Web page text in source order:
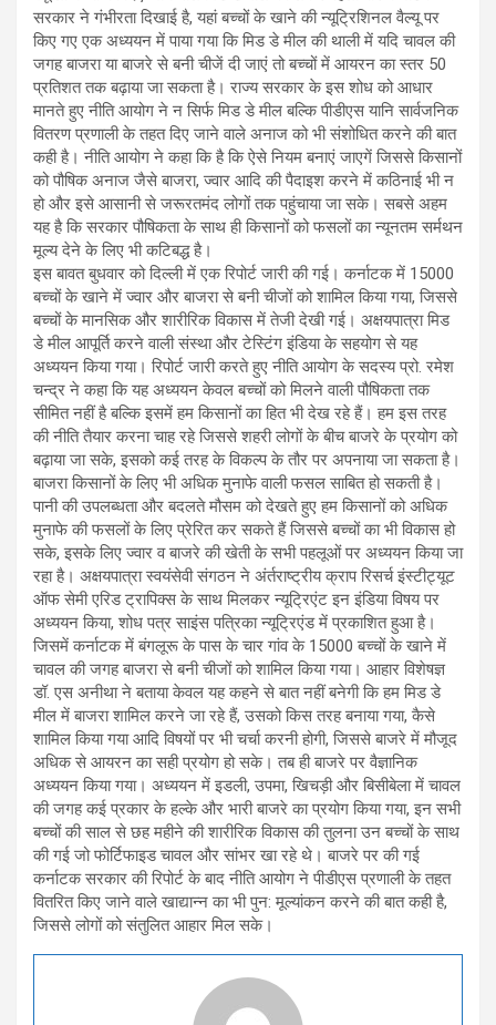
सरकार ने गंभीरता दिखाई है, यहां बच्चों के खाने की न्यूट्रिशिनल वैल्यू पर
किए गए एक अध्ययन में पाया गया कि मिड डे मील की थाली में यदि चावल की
जगह बाजरा या बाजरे से बनी चीजें दी जाएं तो बच्चों में आयरन का स्तर 50
प्रतिशत तक बढ़ाया जा सकता है। राज्य सरकार के इस शोध को आधार
मानते हुए नीति आयोग ने न सिर्फ मिड डे मील बल्कि पीडीएस यानि सार्वजनिक
वितरण प्रणाली के तहत दिए जाने वाले अनाज को भी संशोधित करने की बात
कही है। नीति आयोग ने कहा कि है कि ऐसे नियम बनाएं जाएगें जिससे किसानों
को पौषिक अनाज जैसे बाजरा, ज्वार आदि की पैदाइश करने में कठिनाई भी न
हो और इसे आसानी से जरूरतमंद लोगों तक पहुंचाया जा सके। सबसे अहम
यह है कि सरकार पौषिकता के साथ ही किसानों को फसलों का न्यूनतम सर्मथन
मूल्य देने के लिए भी कटिबद्ध है।
इस बावत बुधवार को दिल्ली में एक रिपोर्ट जारी की गई। कर्नाटक में 15000
बच्चों के खाने में ज्वार और बाजरा से बनी चीजों को शामिल किया गया, जिससे
बच्चों के मानसिक और शारीरिक विकास में तेजी देखी गई। अक्षयपात्रा मिड
डे मील आपूर्ति करने वाली संस्था और टेस्टिंग इंडिया के सहयोग से यह
अध्ययन किया गया। रिपोर्ट जारी करते हुए नीति आयोग के सदस्य प्रो. रमेश
चन्द्र ने कहा कि यह अध्ययन केवल बच्चों को मिलने वाली पौषिकता तक
सीमित नहीं है बल्कि इसमें हम किसानों का हित भी देख रहे हैं। हम इस तरह
की नीति तैयार करना चाह रहे जिससे शहरी लोगों के बीच बाजरे के प्रयोग को
बढ़ाया जा सके, इसको कई तरह के विकल्प के तौर पर अपनाया जा सकता है।
बाजरा किसानों के लिए भी अधिक मुनाफे वाली फसल साबित हो सकती है।
पानी की उपलब्धता और बदलते मौसम को देखते हुए हम किसानों को अधिक
मुनाफे की फसलों के लिए प्रेरित कर सकते हैं जिससे बच्चों का भी विकास हो
सके, इसके लिए ज्वार व बाजरे की खेती के सभी पहलूओं पर अध्ययन किया जा
रहा है। अक्षयपात्रा स्वयंसेवी संगठन ने अंर्तराष्ट्रीय क्राप रिसर्च इंस्टीट्यूट
ऑफ सेमी एरिड ट्रापिक्स के साथ मिलकर न्यूट्रिएंट इन इंडिया विषय पर
अध्ययन किया, शोध पत्र साइंस पत्रिका न्यूट्रिएंड में प्रकाशित हुआ है।
जिसमें कर्नाटक में बंगलूरू के पास के चार गांव के 15000 बच्चों के खाने में
चावल की जगह बाजरा से बनी चीजों को शामिल किया गया। आहार विशेषज्ञ
डॉ. एस अनीथा ने बताया केवल यह कहने से बात नहीं बनेगी कि हम मिड डे
मील में बाजरा शामिल करने जा रहे हैं, उसको किस तरह बनाया गया, कैसे
शामिल किया गया आदि विषयों पर भी चर्चा करनी होगी, जिससे बाजरे में मौजूद
अधिक से आयरन का सही प्रयोग हो सके। तब ही बाजरे पर वैज्ञानिक
अध्ययन किया गया। अध्ययन में इडली, उपमा, खिचड़ी और बिसीबेला में चावल
की जगह कई प्रकार के हल्के और भारी बाजरे का प्रयोग किया गया, इन सभी
बच्चों की साल से छह महीने की शारीरिक विकास की तुलना उन बच्चों के साथ
की गई जो फोर्टिफाइड चावल और सांभर खा रहे थे। बाजरे पर की गई
कर्नाटक सरकार की रिपोर्ट के बाद नीति आयोग ने पीडीएस प्रणाली के तहत
वितरित किए जाने वाले खाद्यान्न का भी पुन: मूल्यांकन करने की बात कही है,
जिससे लोगों को संतुलित आहार मिल सके।